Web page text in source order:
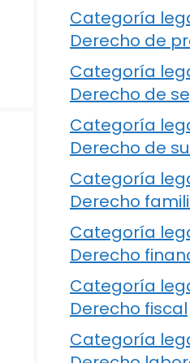
Categoría
Derecho de
Categoría
Derecho de
Categoría
Derecho de
Categoría
Derecho
Categoría
Derecho
Categoría
Derecho fiscal
Categoría